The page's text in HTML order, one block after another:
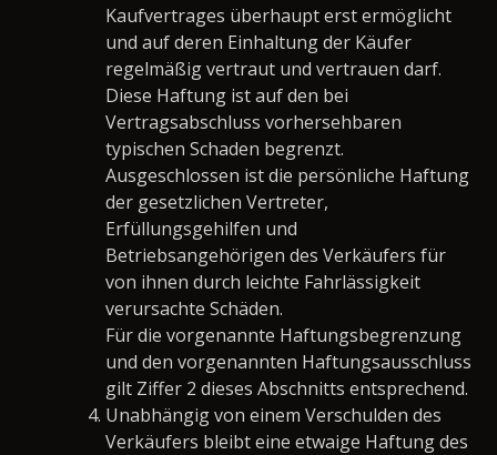
Kaufvertrages überhaupt erst ermöglicht
und auf deren Einhaltung der Käufer
regelmäßig vertraut und vertrauen darf.
Diese Haftung ist auf den bei
Vertragsabschluss vorhersehbaren
typischen Schaden begrenzt.
Ausgeschlossen ist die persönliche Haftung
der gesetzlichen Vertreter,
Erfüllungsgehilfen und
Betriebsangehörigen des Verkäufers für
von ihnen durch leichte Fahrlässigkeit
verursachte Schäden.
Für die vorgenannte Haftungsbegrenzung
und den vorgenannten Haftungsausschluss
gilt Ziffer 2 dieses Abschnitts entsprechend.
Unabhängig von einem Verschulden des
Verkäufers bleibt eine etwaige Haftung des